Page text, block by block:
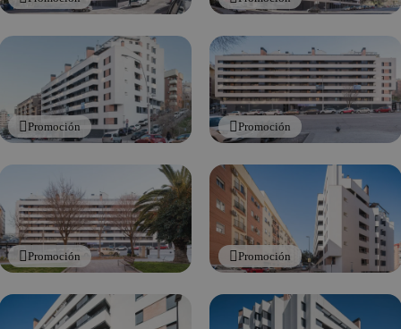
Promoción Promoción
Promoción Promoción